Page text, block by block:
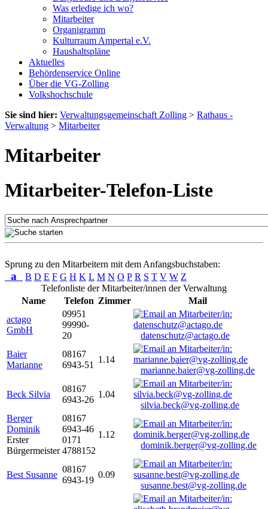
Was erledige ich wo?
Mitarbeiter
Organigramm
Kulturraum Ampertal e.V.
Haushaltspläne
Aktuelles
Behördenservice Online
Über die VG-Zolling
Volkshochschule
Sie sind hier: Verwaltungsgemeinschaft Zolling > Rathaus -
Verwaltung > Mitarbeiter
Mitarbeiter
Mitarbeiter-Telefon-Liste
Sprung zu den Mitarbeitern mit dem Anfangsbuchstaben:
a B D E F G H K L M N O P R S T V W Z
Telefonliste der Mitarbeiter/innen der Verwaltung
Name
Telefon Zimmer
Mail
actago
GmbH
09951
99990-
20
datenschutz@actago.de
Baier
Marianne
08167
6943-51
1.14
marianne.baier@vg-zolling.de
Beck Silvia
08167
6943-26
1.04
silvia.beck@vg-zolling.de
Berger
Dominik
Erster
Bürgermeister
08167
6943-46
0171
4788152
1.12
dominik.berger@vg-zolling.de
Best Susanne
08167
6943-19
0.09
susanne.best@vg-zolling.de